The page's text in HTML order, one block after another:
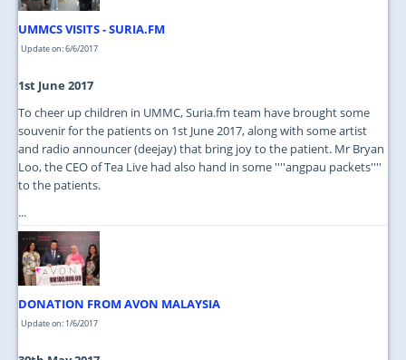
UMMCS VISITS - SURIA.FM
Update on: 6/6/2017
1st June 2017
To cheer up children in UMMC, Suria.fm team have brought some
souvenir for the patients on 1st June 2017, along with some artist
and radio announcer (deejay) that bring joy to the patient. Mr Bryan
Loo, the CEO of Tea Live had also hand in some ''''angpau packets''''
to the patients.
...
DONATION FROM AVON MALAYSIA
Update on: 1/6/2017